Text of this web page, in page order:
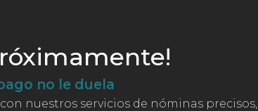
no le duela
nuestros servicios de nóminas precisos,